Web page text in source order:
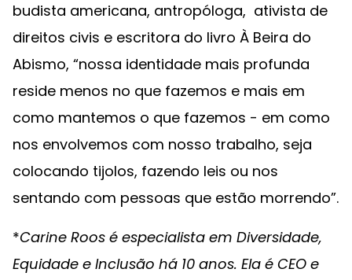
budista americana, antropóloga, ativista de
direitos civis e escritora do livro À Beira do
Abismo, “nossa identidade mais profunda
reside menos no que fazemos e mais em
como mantemos o que fazemos - em como
nos envolvemos com nosso trabalho, seja
colocando tijolos, fazendo leis ou nos
sentando com pessoas que estão morrendo”.
*Carine Roos é especialista em Diversidade,
Equidade e Inclusão há 10 anos. Ela é CEO e